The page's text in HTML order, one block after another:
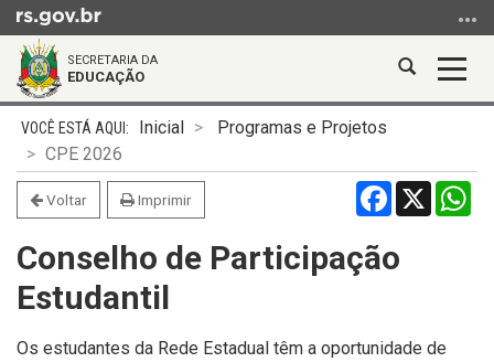
para
conteúdo
menu
para
busca
SECRETARIA DA
EDUCAÇÃO
Abrir
Início
conteúdo
Inicial
Programas e Projetos
CPE 2026
Voltar Imprimir Facebook
X
Conselho de Participação
Estudantil
Os estudantes da Rede Estadual têm a oportunidade de